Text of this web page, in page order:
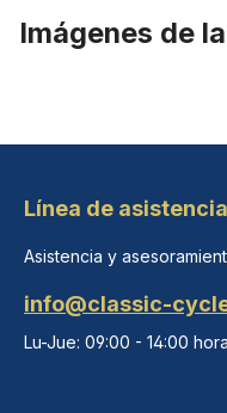
Imágenes de
Línea de asistencia
Asistencia y
info@classic-
Lu-Jue: 09:00 - 14:00